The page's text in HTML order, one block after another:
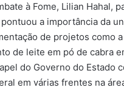
à Fome, Lilian Hahal,
a importância da
de projetos como
de leite em pó de cabra
do Governo do Estado
em várias frentes na